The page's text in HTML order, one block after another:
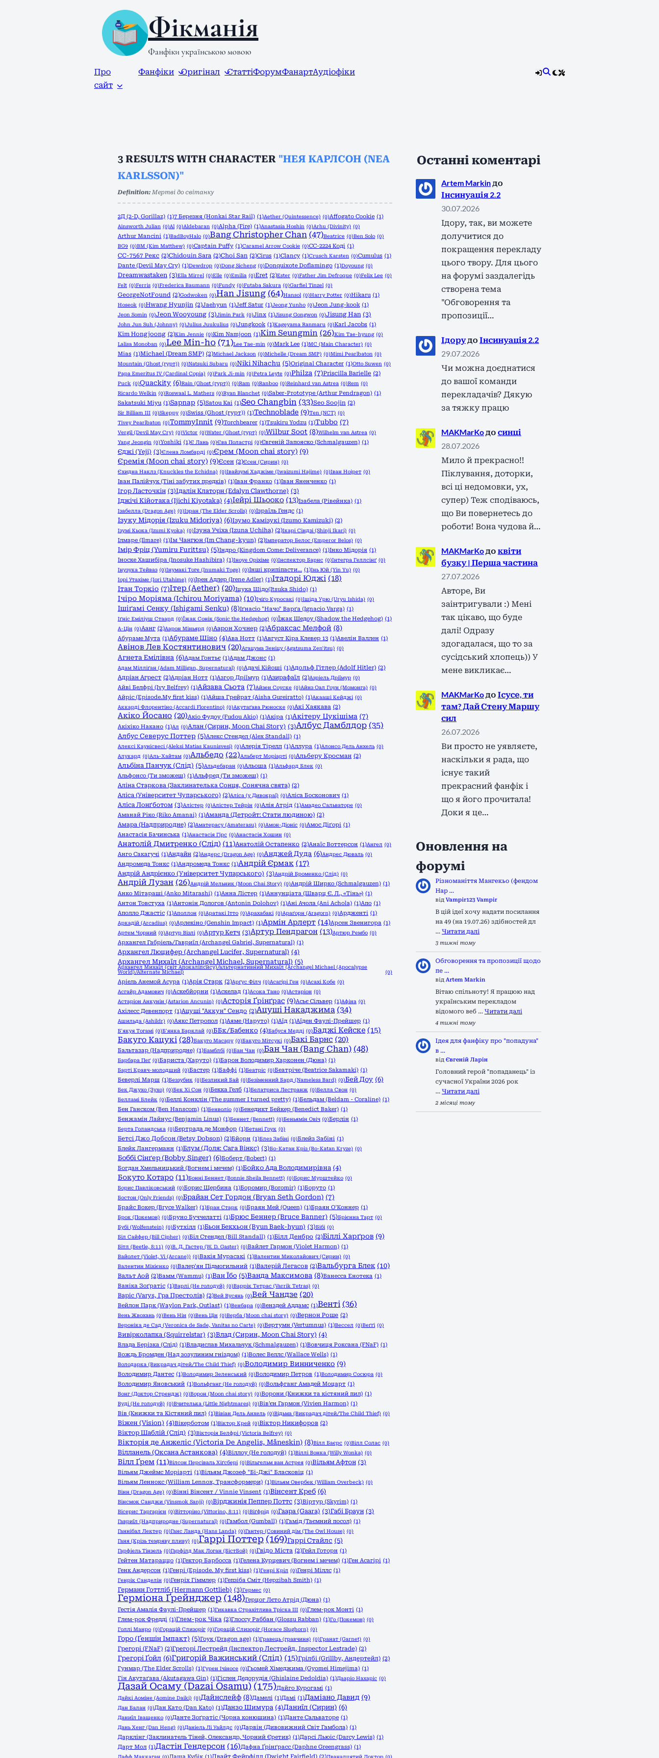
Фікманія
Фанфіки українською мовою
Про
сайт
Фанфіки Оригінал СтаттіФорумФанартАудіофіки
3 RESULTS WITH CHARACTER "НЕЯ КАРЛСОН (NEA
KARLSSON)"
Definition: Мертві до світанку
2Д (2-D, Gorillaz) (1)7 Березня (Honkai Star Rail) (1)Aether (Quintessence) (0)Affogato Cookie (1)
Ainsworth Julian (0)Al (0)Aldebaran (0)Alpha (Fire) (1)Anastasia Hoshin (0)Arhu (Divinity) (0)
Arthur Mancini (1)BadBoyHalo (0)Bang Christopher Chan (47)Beatrice (0)Ben Solo (0)
BG9 (0)BM (Kim Matthew) (0)Captain Puffy (1)Caramel Arrow Cookie (0)CC-2224 Коді (1)
CC-7567 Рекс (2)Chidouin Sara (2)Choi San (2)Cirus (1)Clancy (1)Crusch Karsten (0)Cumulus (1)
Dante (Devil May Cry) (1)Dewdrop (0)Dong Sicheng (0)Donquixote Doflamingo (1)Doyoung (0)
Dreamwastaken (3)Ella Mirrel (0)Elle (0)Emilia (0)Eret (2)Ester (0)Father Jim Defroque (0)Felix Lee (0)
Felt (0)Ferris (0)Frederica Baumann (0)Fundy (0)Futaba Sakura (0)Garfiel Tinzel (0)
GeorgeNotFound (2)Godwoken (0)Han Jisung (64)Hansol (0)Harry Potter (0)Hikaru (1)
Hoseok (0)Hwang Hyunjin (2)Jaehyun (1)Jeff Satur (1)Jeong Yunho (0)Jeon Jung-kook (1)
Jeon Somin (0)Jeon Wooyoung (3)Jimin Park (0)Jinx (1)Jisung Gongwon (0)Jisung Han (3)
John Jun Suh (Johnny) (0)Julius Juukulius (0)Jungkook (1)Kageyama Ranmaru (0)Karl Jacobs (1)
Kim Hongjoong (2)Kim Jennie (0)Kim Namjoon (1)Kim Seungmin (26)Kim Tae-hyung (0)
Lalisa Monoban (0)Lee Min-ho (71)Lee Tae-min (0)Mark Lee (1)MC (Main Character) (0)
Mias (1)Michael (Dream SMP) (2)Michael Jackson (0)Michelle (Dream SMP) (0)Mimi Pearlbaton (0)
Mountain (Ghost (гурт)) (0)Natsuki Subaru (0)Niki Nihachu (5)Original Character (1)Otto Suwen (0)
Papa Emeritus IV (Cardinal Copia) (0)Park Ji-min (0)Petra Leyte (0)Philza (7)Priscilla Barielle (2)
Puck (0)Quackity (6)Rain (Ghost (гурт)) (0)Ram (0)Ranboo (0)Reinhard van Astrea (0)Rem (0)
Ricardo Welkin (0)Roswaal L. Mathers (0)Ryan Blanchet (0)Saber-Prototype (Arthur Pendragon) (1)
Sakatsuki Miyu (1)Sapnap (5)Satou Kai (1)Seo Changbin (33)Seo Soojin (2)
Sir Billiam III (0)Skeppy (0)Swiss (Ghost (гурт)) (1)Technoblade (9)Ten (NCT) (0)
Tivey Pearlbaton (0)TommyInnit (9)Torchbearer (1)Tsukiru Yodzu (1)Tubbo (7)
Vergil (Devil May Cry) (0)Victor (0)Water (Ghost (гурт) (0)Wilbur Soot (8)Wilhelm van Astrea (0)
Yang Jeongin (0)Yoshiki (1)Є Лань (0)Єва Поластрі (0)Євгеній Запояско (Schmalgauzen) (1)
Єджі (Yeji) (3)Єлена Ломбарді (0)Єрем (Moon chai story) (9)
Єремія (Moon chai story) (9)Єсен (2)Єсен (Сирин) (0)
Єхидна Наклз (Knuckles the Echidna) (0)Івайзумі Хаджіме (Iwaizumi Hajime) (0)Іван Ноірет (0)
Іван Палійчук (Тіні забутих предків) (1)Іван Франко (1)Іван Яненченко (1)
Ігор Ласточкін (3)Ідалін Клаторн (Edalyn Clawthorne) (3)
Іджічі Кійотака (Ijichi Kiyotaka) (4)Іейрі Шьооко (13)Ізабела (Рівейнка) (1)
Ізабелла (Dragon Age) (0)Ізран (The Elder Scrolls) (0)Ізраїль Гендс (1)
Ізуку Мідорія (Izuku Midoriya) (6)Ізумо Камізукі (Izumo Kamizuki) (2)
Ізумі Кьока (Izumi Kyoka) (0)Ізуна Учіха (Izuna Uchiha) (2)Ікарі Сіндзі (Shinji Ikari) (0)
Ілмаре (Ilmare) (1)Ім Чангюн (Im Chang-kyun) (2)Імператор Белос (Emperor Belos) (0)
Імір Фріц (Yumiru Furittsu) (5)Індро (Kingdom Come: Deliverance) (1)Інко Мідорія (1)
Іноске Хашибіра (Inosuke Hashibira) (1)Іноуе Оріхіме (0)Інспектор Барнс (0)Інтегра Геллсінґ (0)
Інузука Тейваз (0)Інумакі Тоге (Inumaki Toge) (0)Інші крипіпасти... (1)Інь Юй (Yin Yu) (0)
Іорі Утахіме (Iori Utahime) (0)Ірен Адлер (Irene Adler) (1)Ітадорі Юджі (18)
Ітан Торкіо (7)Ітер (Aether) (20)Іцука Шідо(Itsuka Shido) (1)
Ічіро Моріяма (Ichirou Moriyama) (10)Ічіґо Куросакі (0)Ішіда Урю (Uryu Ishida) (0)
Ішіґамі Сенку (Ishigami Senku) (8)Іґнасіо "Начо" Варґа (Ignacio Varga) (1)
Іґніс Еміліуш Стаард (0)Їжак Сонік (Sonic the Hedgehog) (0)Їжак Шедоу (Shadow the Hedgehog) (1)
А-Цін (0)Аанг (2)Аарон Міньярд (0)Аарон Хочнер (2)Абраксас Мелфой (8)
Абураме Мута (1)Абураме Шіно (4)Ава Нотт (1)Август Кіра Клевер 13 (1)Авелін Валлен (1)
Авінов Лев Костянтинович (20)Агацума Зеніцу (Agatsuma Zen'itsu) (0)
Агнета Емілівна (6)Адам Гонтьє (1)Адам Джонс (1)
Адам Мілліґан (Adam Milligan, Supernatural) (0)Адачі Кійоші (1)Адольф Гітлер (Adolf Hitler) (2)
Адріан Агрест (2)Адріан Нотт (1)Азгор Дріїмур (1)Азирафаїл (2)Азріель Дріїмур (0)
Айві Белфрі (Ivy Belfrey) (1)Айзава Сьота (7)Айзен Соуске (0)Айнз Оал Гоун (Момонга) (0)
Айріс (Episode.My first kiss) (1)Айша Грейрат (Aisha Gureiratto) (1)Акааші Кейджі (0)
Аккарді Флорентіно (Accardi Florentino) (0)Акутаґава Рюноске (0)Акі Хаякава (2)
Акіко Йосано (20)Акіо Фудоу (Fudou Akio) (1)Акіра (1)Акітеру Цукішіма (7)
Акіхіко Накано (1)Ал (0)Алан (Сирин, Moon Chai Story) (3)Албус Дамблдор (35)
Албус Северус Поттер (5)Алекс Стендел (Alex Standall) (1)
Алексі Каунісвесі (Aleksi Matias Kaunisvesi) (0)Алерія Тірелл (1)Аллура (1)Алонсо Дель Анхель (0)
Алукард (0)Аль-Хайтам (0)Альбедо (22)Альберт Моріарті (0)Альберу Кросман (2)
Альбіна Панчук (Слід) (5)Альдебаран (0)Альоша (1)Альфард Блек (0)
Альфонсо (Ти зможеш) (1)Альфред (Ти зможеш) (1)
Аліна Старкова (Заклинателька Сонця, Сонячна свята) (2)
Аліса (Університет Чупарського) (2)Аліса (у Дивокраї) (0)Аліса Босконович (1)
Аліса Лонґботом (3)Алістер (0)Алістер Тейрін (0)Алія Атрід (1)Амадео Сальваторе (0)
Аманай Ріко (Riko Amanai) (1)Аманда (Детройт: Стати людиною) (2)
Амара (Надприродне) (2)Аматерасу (Amaterasu) (0)Амон-Діоніс (0)Амос Діґорі (1)
Анастасія Бачинська (1)Анастасія Гірс (0)Анастасія Хошин (0)
Анатолій Дмитренко (Слід) (11)Анатолій Остапенко (2)Анаїс Воттерсон (1)Ангел (0)
Анго Сакагучі (1)Андайн (2)Андерс (Dragon Age) (0)Анджей Дуда (6)Андрес Дюваль (0)
Андромеда Тонкс (1)Андромеда Тонкс (1)Андрій Єрмак (17)
Андрій Андрієнко (Університет Чупарського) (3)Андрій Броменко (Слід) (0)
Андрій Лузан (26)Андрій Мельник (Moon Chai Story) (0)Андрій Ширко (Schmalgauzen) (1)
Анко Мітараші (Anko Mitarashi) (1)Анна Лістер (1)Аннунціата (Шварц Є. Л., «Тінь») (1)
Антон Товстуха (1)Антонін Дологов (Antonin Dolohov) (1)Ані Ачола (Ani Achola) (1)Апо (1)
Аполло Джастіс (1)Аполлон (0)Аратакі Ітто (0)Арахабакі (0)Араґорн (Aragorn) (0)Ардженті (1)
Аркадій (Arcadius) (0)Арлекіно (Genshin Impact) (1)Армін Арлерт (14)Арсен Звенигора (1)
Артем Чорний (0)Артур Візлі (0)Артур Кетч (3)Артур Пендрагон (13)Артюр Рембо (0)
Архангел Габріель/Гавриїл (Archangel Gabriel, Supernatural) (1)
Архангел Люцифер (Archangel Lucifer, Supernatural) (4)
Архангел Михаїл (Archangel Michael, Supernatural) (5)
Архангел Михаїл (світ Апокаліпсису)/альтернативний Михаїл (Archangel Michael (Apocalypse
World)/Alternate Michael)
(0)
Аріель Анемой Асура (1)Арія Старк (2)Арґус Філч (0)Асагірі Ген (0)Асахі Кобе (0)
Асгайр Адамович (0)Аскебйорни (1)Аскелад (1)Асока Тано (0)Астаріон (0)
Астаріон Анкунін (Astarion Ancunin) (0)Асторія Ґрінґрас (9)Асьє Сільвер (1)Афіна (0)
Ахілесс Девенпорт (1)Ацуші "Аккун" Сендо (2)Ацуші Накаджима (34)
Ашильда (Ashildr) (0)Аякс Петропол (1)Аяме (Наруто) (1)Аїд (1)Аїден Фаулі-Прейшер (1)
Б'якуя Тогамі (0)Б'янка Барклай (0)ББк/Бабенко (4)Бабуся Медді (0)Баджі Кейске (15)
Бакуго Кацукі (28)Бакуго Масару (0)Бакуго Мітсукі (0)Бакі Барнс (20)
Бальтазар (Надприродне) (1)Бамблбі (0)Бан Чан (0)Бан Чан (Bang Chan) (48)
Барбара Пеґ (0)Бариста (Харуто) (1)Барон Володимир Харконен (Дюна) (1)
Барті Кравч-молодший (0)Бастер (1)Баффі (1)Беатріс (0)Беатріче (Beatrice Sakamaki) (1)
Беверлі Марш (1)Беззубик (0)Безликий Бай (0)Безіменний Бард (Nameless Bard) (0)Бей Доу (6)
Бек Джухо (Зухо) (0)Бек Хі Сон (0)Бекка Гелб (1)Белатриса Лестранж (0)Белла Свон (0)
Белламі Блейк (0)Беллі Конклін (The summer I turned pretty) (1)Бельдам (Beldam - Coraline) (1)
Бен Ганском (Ben Hanscom) (1)Бенволіо (0)Бенедикт Бейкер (Benedict Baker) (1)
Бенжамін Лайнус (Benjamin Linus) (1)Беннет (Bennett) (0)Беньямін Овіч (0)Берлін (1)
Берта Голандська (0)Бертрада де Монфор (1)Бетані Гоук (0)
Бетсі Джо Добсон (Betsy Dobson) (2)Бйорн (1)Блез Забіні (0)Блейз Забіні (1)
Блейк Лангерманн (1)Блум (Доля: Сага Вінкс) (3)Бо-Катан Кріз (Bo-Katan Kryze) (0)
Боббі Сінґер (Bobby Singer) (6)Боберт (Bobert) (1)
Богдан Хмельницький (Вогнем і мечем) (1)Бойко Ада Володимирівна (4)
Бокуто Котаро (11)Бонні Беннет (Bonnie Sheila Bennett) (0)Борис Мурштейко (0)
Борис Павліковський (0)Борис Щербина (1)Боромир (Boromir) (1)Боруто (1)
Бостон (Only Friends) (0)Брайан Сет Гордон (Bryan Seth Gordon) (7)
Брайс Вокер (Bryce Walker) (1)Бран Старк (0)Браян Мей (Queen) (1)Браян О'Коннер (1)
Брок (Покемон) (0)Бруно Буччелатті (1)Брюс Беннер (Bruce Banner) (5)Брієнна Тарт (0)
Бубі (Wolfenstein) (0)Бутхілл (1)Бьон Бекхьон (Byun Baek-hyun) (3)Бібі (0)
Біл Сайфер (Bill Cipher) (0)Біл Стендел (Bill Standall) (1)Білл Денбро (2)Біллі Харґров (9)
Бітл (Beetle, 8:11) (0)В. Д. Гастер (W. D. Gaster) (0)Вайлет Гармон (Violet Harmon) (1)
Вайолет (Violet, Vi (Arcane)) (0)Вакія Мурасакі (1)Валентин Миколайович (Сирин) (0)
Валентин Міхієнко (0)Валер'ян Підмогильний (1)Валерій Легасов (2)Вальбурга Блек (10)
Вальт Аой (2)Вамм (Wammu) (1)Ван Їбо (5)Ванда Максимова (8)Ванесса Енотека (1)
Ваніка Зоґратіс (1)Варлі (Не голодуй) (0)Варрік Тетрас (Varrik Tetras) (0)
Варіс (Varys, Гра Престолів) (2)Вей Вусянь (0)Вей Чандзе (20)
Вейлон Парк (Waylon Park, Outlast) (1)Венбара (0)Венздей Аддамс (1)Венті (36)
Вень Жвохань (0)Вень Нін (0)Вень Цін (0)Верба (Moon chai story) (0)Вернон Роше (2)
Вероніка де Сад (Veronica de Sade, Vanitas no Carte) (0)Вертумн (Vertumnus) (1)Вессел (0)Веґґі (0)
Вивірколапка (Squirrelstar) (3)Влад (Сирин, Moon Chai Story) (4)
Влада Берізка (Слід) (1)Владислав Михальчук (Schmalgauzen) (1)Вовчиця Роксана (FNaF) (1)
Вождь Бромден (Над зозулиним гніздом) (1)Волес Веллс (Wallace Wells) (1)
Володарка (Викрадач дітей/The Child Thief) (0)Володимир Винниченко (9)
Володимир Дантес (1)Володимир Зеленський (0)Володимир Петров (1)Володимир Сосюра (0)
Володимир Яновський (1)Вольфганг (Не голодуй) (0)Вольфганг Амадей Моцарт (1)
Вонг (Доктор Стрендж) (0)Ворон (Moon chai story) (0)Ворони (Книжки та кістяний пил) (1)
Вуді (Не голодуй) (0)Вчителька (Little Nightmares) (0)Вів'єн Гармон (Vivien Harmon) (1)
Вів (Книжки та Кістяний пил) (1)Вівіан Дель Анхель (0)Відьма (Викрадач дітей/The Child Thief) (0)
Віжен (Vision) (4)Вікерботом (1)Віктор Крей (0)Віктор Никифоров (2)
Віктор Шаблій (Слід) (3)Вікторія Белфрі (Victoria Belfrey) (0)
Вікторія де Анжеліс (Victoria De Angelis, Måneskin) (8)Вілл Баєрс (0)Вілл Солас (0)
Вілланель (Оксана Астанкова) (4)Віллоу (Не голодуй) (1)Віллі Вонка (Willy Wonka) (0)
Вілл Ґрем (11)Вілсон Персіваль Хіґсбері (0)Вільгельм ван Астрея (0)Вільям Афтон (3)
Вільям Джеймс Моріарті (1)Вільям Джозеф "Бі-Джі" Бласковіц (1)
Вільям Леннокс (William Lennox, Трансформери) (1)Вільям Овербек (William Overbeck) (0)
Вінн (Dragon Age) (0)Вінні Вінсент / Vinnie Vinsent (1)Вінсент Креб (6)
Вінсмок Санджи (Vinsmok Sanji) (0)Вірджинія Пеппер Поттс (3)Віртур (Skyrim) (1)
Вісерис Таргарієн (0)Вітторіно (Vittorino, 8:11) (0)Віґфрід (0)Гаара (Gaara) (3)Габі Браун (3)
Гавриїл (Надприродне (Supernatural) (0)Гамбол (Gumball) (1)Гамід (Таємний посол) (1)
Ганнібал Лектер (0)Ганс Ланда (Hans Landa) (0)Гантер (Совиний дім (The Owl House) (0)
Ганя (Крізь темряву пливу) (0)Гаррі Поттер (169)Гаррі Стайлс (5)
Гарфіель Тінзель (0)Гарфілд Мак Логан (БістБой) (0)Гвідо Міста (2)Гейл Готорн (1)
Гейтен Матараццо (1)Гектор Барбосса (1)Гелена Курцевич (Вогнем і мечем) (1)Ген Асагірі (1)
Генк Андерсон (1)Генрі (Episode. My first kiss) (1)Генрі Кріл (0)Генрі Міллс (1)
Генрік Санделін (0)Генріх Гіммлер (1)Гепзіба Сміт (Hepzibah Smith) (1)
Германн Готтліб (Hermann Gottlieb) (3)Гермес (0)
Герміона Ґрейнджер (148)Герцог Лєто Атрід (Дюна) (1)
Гестія Амалія Фаулі-Прейшер (1)Гикавка Страхітлива Тріска ІІІ (0)Глем-рок Монті (1)
Глем-рок Фредді (1)Глем-рок Чіка (2)Глоссу Раббан (Glossu Rabban) (1)Го (Покемон) (0)
Голлі Манро (0)Горацій Слизоріг (0)Горацій Слизоріг (Horace Slughorn) (0)
Горо (Ґеншін Імпакт) (5)Гоук (Dragon age) (1)Гравець (гравчиня) (0)Гранат (Garnet) (0)
Грегорі (FNaF) (2)Грегорі Лестрейд (Інспектор Лестрейд, Inspector Lestrade) (2)
Грегорі Ґойл (6)Григорій Важинський (Слід) (15)Грілбі (Grillby, Андертейл) (2)
Гунмар (The Elder Scrolls) (1)Гурен Ічіносе (0)Гьомей Хімеджима (Gyomei Himejima) (1)
Гін Акутаґава (Akutagawa Gin) (1)Гіслен Дедорудія (Ghislaine Dedoldia) (1)Дааріо Нахаріс (0)
Дазай Осаму (Dazai Osamu) (175)Дайго Курогамі (1)
Дайкі Аоміне (Aomine Daiki) (0)Дайнслейф (8)Дамелі (1)Дамі (1)Даміано Давид (9)
Дан Балан (0)Дан Като (Dan Katо) (1)Данзо Шимура (4)Даниїл (Сирин) (6)
Даниїл Іващенко (0)Данте Зоґратіс (Чорна конюшина) (1)Данте Сальваторе (1)
Дань Хенг (Dan Heng) (0)Даніель Лі Уайлдс (0)Дарвін (Дивовижний Світ Гамбола) (1)
Дарклінг (Заклинатель Тіней, Олександр, Чорний Єретик) (1)Дарсі Льюіс (Darcy Lewis) (1)
Дарт Мол (1)Дастін Гендерсон (16)Дафна Ґрінґрасс (Daphne Greengrass) (1)
Дафф Маккаган (0) Двайт Фейрфілд (Dwight Fairfield) (2)Дванадцятий Доктор (0)
Останні коментарі
Artem Markinдо
Інсинуація 2.2
30.07.2026
Ідору, так, ви можете
долучитися до
покращення перекладу
цього твору. Для цього
на форумі заздалегідь
створена тема
"Обговорення та
пропозиції…
Ідорудо Інсинуація 2.2
29.07.2026
Чи можна доєднатися
до вашої команди
перекладачів? Дякую
за тяжку працю
MAKMarKoдо синці
28.07.2026
Мило й прекрасно!!
Піклування, доторки,
всі ці недомовки, ух,
супер) Теж сподіваюсь,
що Ви повернетесь до
роботи! Вона чудова й…
MAKMarKoдо квіти
бузку | Перша частина
27.07.2026
Авторе, Ви
заінтригували :) Мені
так цікаво, що буде
далі! Одразу
здогадалася, що то за
сусідський хлопець)) У
мене викликає…
MAKMarKoдо Ісусе, ти
там? Дай Стену Маршу
сил
26.07.2026
Ви просто не уявляєте,
наскільки я рада, що
існує такий
прекрасний фанфік і
що я його прочитала!
Доки я це…
Оновлення на
форумі
Різноманіття Мангекьо (фендом
Нар …
від Vampir123 Vampir
В цій ідеї хочу надати посилання
на 49 (на 19.07.26) здібностей дл
… Читати далі
3 тижні тому
Обговорення та пропозиції щодо
пе …
від Artem Markin
Вітаю спільноту! Я працюю над
українським перекладом
відомого веб … Читати далі
4 тижні тому
Ідея для фанфіку про "попадуна"
в …
від Євгеній Ларін
Головний герой "попаданець" із
сучасної України 2026 рок
… Читати далі
2 місяці тому